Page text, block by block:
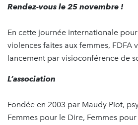
Rendez-vous le 25 novembre !
En cette journée internationale
violences faites aux femmes, FDFA
lancement par visioconférence de
L’association
Fondée en 2003 par Maudy Piot,
Femmes pour le Dire, Femmes